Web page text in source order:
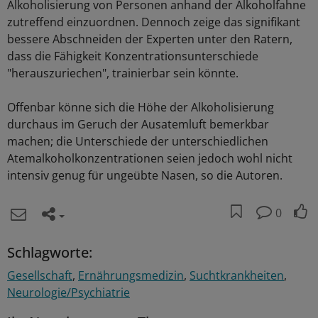
Alkoholisierung von Personen anhand der Alkoholfahne
zutreffend einzuordnen. Dennoch zeige das signifikant
bessere Abschneiden der Experten unter den Ratern,
dass die Fähigkeit Konzentrationsunterschiede
"herauszuriechen", trainierbar sein könnte.
Offenbar könne sich die Höhe der Alkoholisierung
durchaus im Geruch der Ausatemluft bemerkbar
machen; die Unterschiede der unterschiedlichen
Atemalkoholkonzentrationen seien jedoch wohl nicht
intensiv genug für ungeübte Nasen, so die Autoren.
0
Schlagworte:
Gesellschaft Ernährungsmedizin Suchtkrankheiten
Neurologie/Psychiatrie